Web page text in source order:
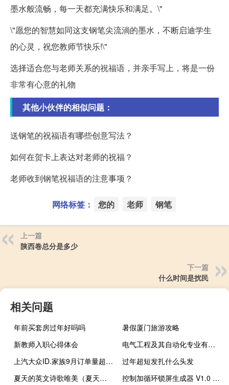
墨水般流畅，每一天都充满快乐和满足。\"
\"愿您的智慧如同这支钢笔尖流淌的墨水，不断启迪学生
的心灵，祝您教师节快乐!\"
选择适合您与老师关系的祝福语，并亲手写上，将是一份
非常有心意的礼物
其他小伙伴的相似问题：
送钢笔的祝福语有哪些创意写法？
如何在贺卡上表达对老师的祝福？
老师收到钢笔祝福语的注意事项？
网络标签： 您的 老师 钢笔
上一篇
陕西卷总分是多少
下一篇
什么时间是扰民
相关问题
年前买套房过年好吗吗
暑假厦门旅游攻略
新教师入职心得体会
电气工程及其自动化专业有哪些课程
上汽大众ID.家族9月订单量超2万辆 ID.3订单量达到1.5万辆 到底什么情况嘞
过年超短发扎什么头发
夏天的英文诗歌唯美（夏天的英文）
控制加循环锁屏生成器 V1.0 绿色版（控制加循环锁屏生成器 V1.0 绿色版功能简介）